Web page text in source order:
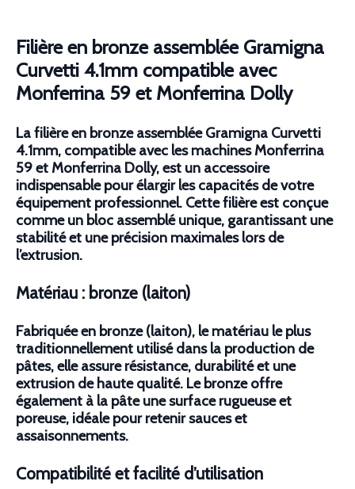
Filière en bronze assemblée Gramigna
Curvetti 4.1mm compatible avec
Monferrina 59 et Monferrina Dolly
La filière en bronze assemblée Gramigna Curvetti
4.1mm, compatible avec les machines Monferrina
59 et Monferrina Dolly, est un accessoire
indispensable pour élargir les capacités de votre
équipement professionnel. Cette filière est conçue
comme un bloc assemblé unique, garantissant une
stabilité et une précision maximales lors de
l’extrusion.
Matériau : bronze (laiton)
Fabriquée en bronze (laiton), le matériau le plus
traditionnellement utilisé dans la production de
pâtes, elle assure résistance, durabilité et une
extrusion de haute qualité. Le bronze offre
également à la pâte une surface rugueuse et
poreuse, idéale pour retenir sauces et
assaisonnements.
Compatibilité et facilité d’utilisation